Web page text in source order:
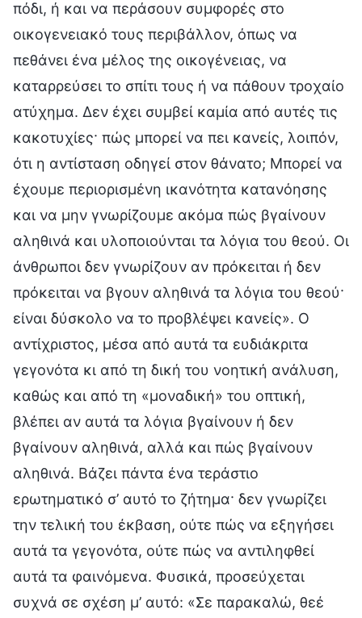
πόδι, ή και να περάσουν συμφορές στο
οικογενειακό τους περιβάλλον, όπως να
πεθάνει ένα μέλος της οικογένειας, να
καταρρεύσει το σπίτι τους ή να πάθουν τροχαίο
ατύχημα. Δεν έχει συμβεί καμία από αυτές τις
κακοτυχίες· πώς μπορεί να πει κανείς, λοιπόν,
ότι η αντίσταση οδηγεί στον θάνατο; Μπορεί να
έχουμε περιορισμένη ικανότητα κατανόησης
και να μην γνωρίζουμε ακόμα πώς βγαίνουν
αληθινά και υλοποιούνται τα λόγια του θεού. Οι
άνθρωποι δεν γνωρίζουν αν πρόκειται ή δεν
πρόκειται να βγουν αληθινά τα λόγια του θεού·
είναι δύσκολο να το προβλέψει κανείς». Ο
αντίχριστος, μέσα από αυτά τα ευδιάκριτα
γεγονότα κι από τη δική του νοητική ανάλυση,
καθώς και από τη «μοναδική» του οπτική,
βλέπει αν αυτά τα λόγια βγαίνουν ή δεν
βγαίνουν αληθινά, αλλά και πώς βγαίνουν
αληθινά. Βάζει πάντα ένα τεράστιο
ερωτηματικό σ’ αυτό το ζήτημα· δεν γνωρίζει
την τελική του έκβαση, ούτε πώς να εξηγήσει
αυτά τα γεγονότα, ούτε πώς να αντιληφθεί
αυτά τα φαινόμενα. Φυσικά, προσεύχεται
συχνά σε σχέση μ’ αυτό: «Σε παρακαλώ, θεέ